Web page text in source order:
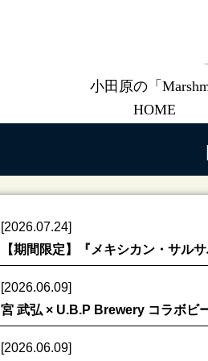
小田原の「
HOME
[2026.07.24]
【期間限定】『メキシカン・サル
[2026.06.09]
宮 武弘 × U.B.P Brewery コラボビ
[2026.06.09]